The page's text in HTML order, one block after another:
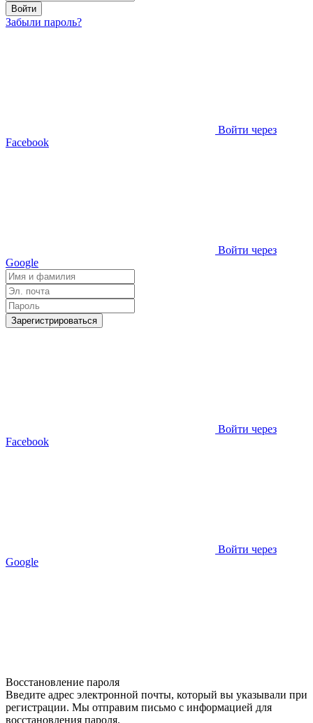
Войти
Забыли пароль?
Войти через
Facebook
Войти через
Google
Зарегистрироваться
Войти через
Facebook
Войти через
Google
Восстановление пароля
Введите адрес электронной почты, который вы указывали при
регистрации. Мы отправим письмо с информацией для
восстановления пароля.